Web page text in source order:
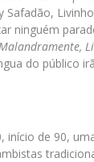
Safadão,
ninguém
do público
início de 90,